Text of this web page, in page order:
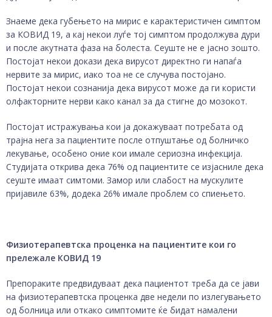
Знаеме дека губењето на мирис е карактеристичен симптом
за КОВИД 19, а кај некои луѓе тој симптом продолжува дури
и после акутната фаза на болеста. Сеуште не е јасно зошто.
Постојат некои докази дека вирусот директно ги напаѓа
нервите за мирис, иако тоа не се случува постојано.
Постојат некои сознанија дека вирусот може да ги користи
олфакторните нерви како канал за да стигне до мозокот.
Постојат истражувања кои ја докажуваат потребата од
трајна нега за пациентите после отпуштање од болничко
лекување, особено оние кои имале сериозна инфекција.
Студијата открива дека 76% од пациентите се изјасниле дека
сеуште имаат симтоми. Замор или слабост на мускулите
пријавиле 63%, додека 26% имале проблем со спиењето.
Физиотерапевтска проценка на пациентите кои го
прележале КОВИД 19
Препораките предвидуваат дека пациентот треба да се јави
на физиотерапевтска проценка две недели по излегувањето
од болница или откако симптомите ќе бидат намалени